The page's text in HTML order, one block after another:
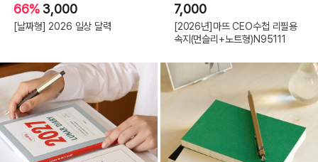
66% 3,000
[날짜형] 2026 일상 달력
7,000
[2026년]마뜨 CEO수첩 리필용
속지(먼슬리+노트형)N95111